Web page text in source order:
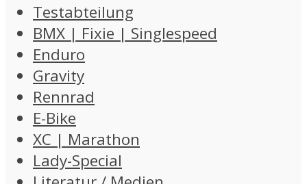
Testabteilung
BMX | Fixie | Singlespeed
Enduro
Gravity
Rennrad
E-Bike
XC | Marathon
Lady-Special